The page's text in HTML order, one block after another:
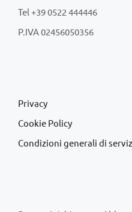
Tel +39 0522 444446
P.IVA 02456050356
Privacy
Cookie Policy
Condizioni generali di